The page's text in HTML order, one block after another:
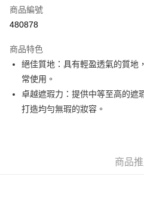
Apple Pay
AlipayHK
PayMe
WeChat Pay
銀行匯款 請將存款存到以下銀行帳戶，
eshop@colourmix-cosmetics.com** **
單。 如果訂購後七個工作天內我們未能
商品編號
480878
商品特色
絕佳質地：具有輕盈透氣的質地
常使用。
卓越遮瑕力：提供中等至高的遮
打造均勻無瑕的妝容。
商品